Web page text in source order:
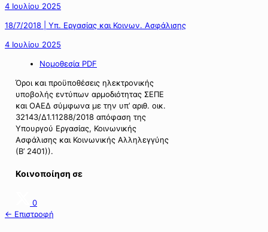
4 Ιουλίου 2025
18/7/2018 | Υπ. Εργασίας και Κοινων. Ασφάλισης
4 Ιουλίου 2025
Νομοθεσία PDF
Όροι και προϋποθέσεις ηλεκτρονικής
υποβολής εντύπων αρμοδιότητας ΣΕΠΕ
και ΟΑΕΔ σύμφωνα με την υπ’ αριθ. οικ.
32143/Δ1.11288/2018 απόφαση της
Υπουργού Εργασίας, Κοινωνικής
Ασφάλισης και Κοινωνικής Αλληλεγγύης
(Β’ 2401)).
Κοινοποίηση σε
0
← Επιστροφή